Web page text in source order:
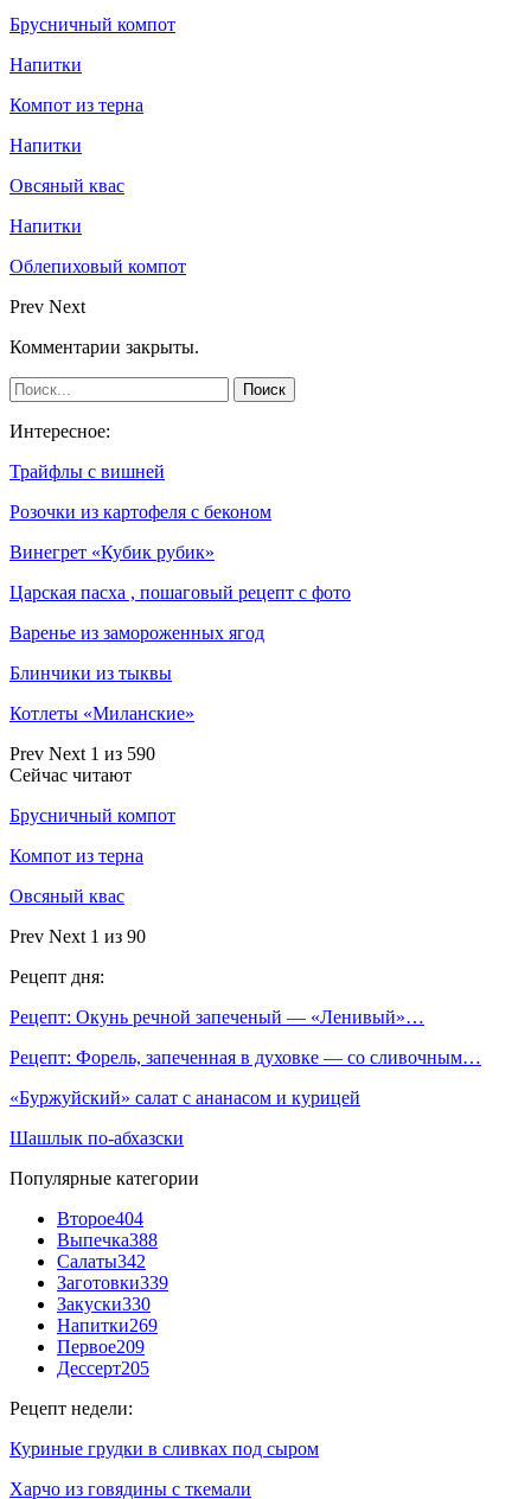
Брусничный компот
Напитки
Компот из терна
Напитки
Овсяный квас
Напитки
Облепиховый компот
Prev Next
Комментарии закрыты.
Интересное:
Трайфлы с вишней
Розочки из картофеля с беконом
Винегрет «Кубик рубик»
Царская пасха , пошаговый рецепт с фото
Варенье из замороженных ягод
Блинчики из тыквы
Котлеты «Миланские»
Prev Next 1 из 590
Сейчас читают
Брусничный компот
Компот из терна
Овсяный квас
Prev Next 1 из 90
Рецепт дня:
Рецепт: Окунь речной запеченый — «Ленивый»…
Рецепт: Форель, запеченная в духовке — со сливочным…
«Буржуйский» салат с ананасом и курицей
Шашлык по-абхазски
Популярные категории
Второе404
Выпечка388
Салаты342
Заготовки339
Закуски330
Напитки269
Первое209
Дессерт205
Рецепт недели:
Куриные грудки в сливках под сыром
Харчо из говядины с ткемали